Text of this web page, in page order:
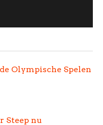
Olympische Spelen
Steep nu